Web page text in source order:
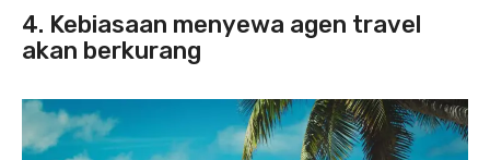
4. Kebiasaan menyewa agen travel
akan berkurang